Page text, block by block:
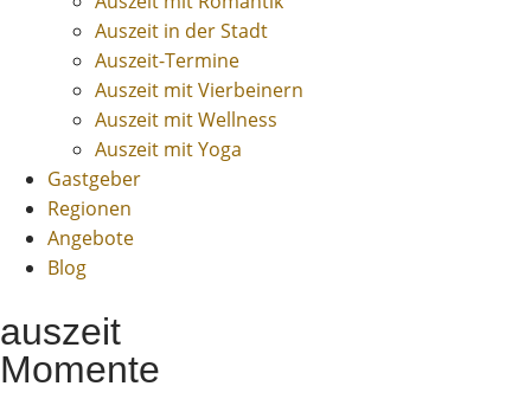
Auszeit in der Stadt
Auszeit-Termine
Auszeit mit Vierbeinern
Auszeit mit Wellness
Auszeit mit Yoga
Gastgeber
Regionen
Angebote
Blog
auszeit
Momente